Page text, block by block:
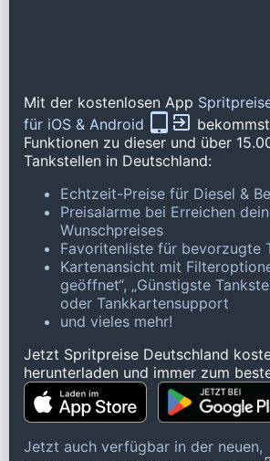
Mit der kostenlosen App
für iOS & Android
Funktionen zu dieser und über
Tankstellen in Deutschland:
Echtzeit-Preise für Diesel &
Preisalarme bei Erreichen
Wunschpreises
Favoritenliste für bevorzugte
Kartenansicht mit
geöffnet“, „Günstigste
oder Tankkartensupport
und vieles mehr!
Jetzt Spritpreise Deutschland
herunterladen und immer zum
Jetzt auch verfügbar in der neuen,